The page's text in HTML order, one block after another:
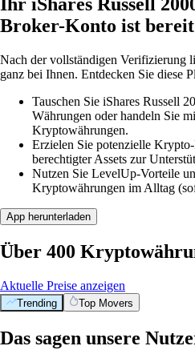
Ihr iShares Russell
Broker-Konto ist
Nach der vollständigen Verifizierung
ganz bei Ihnen. Entdecken Sie diese
Tauschen Sie iShares Russell
Währungen oder handeln Sie
Kryptowährungen.
Erzielen Sie potenzielle
berechtigter Assets zur
Nutzen Sie LevelUp-Vorteile
Kryptowährungen im Alltag
App herunterladen
Über 400
Aktuelle Preise anzeigen
Trending Top Movers
Das sagen unsere